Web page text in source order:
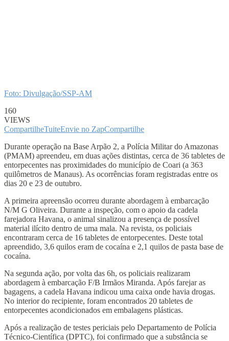
Foto: Divulgação/SSP-AM
160
VIEWS
CompartilheTuiteEnvie no ZapCompartilhe
Durante operação na Base Arpão 2, a Polícia Militar do Amazonas
(PMAM) apreendeu, em duas ações distintas, cerca de 36 tabletes de
entorpecentes nas proximidades do município de Coari (a 363
quilômetros de Manaus). As ocorrências foram registradas entre os
dias 20 e 23 de outubro.
A primeira apreensão ocorreu durante abordagem à embarcação
N/M G Oliveira. Durante a inspeção, com o apoio da cadela
farejadora Havana, o animal sinalizou a presença de possível
material ilícito dentro de uma mala. Na revista, os policiais
encontraram cerca de 16 tabletes de entorpecentes. Deste total
apreendido, 3,6 quilos eram de cocaína e 2,1 quilos de pasta base de
cocaína.
Na segunda ação, por volta das 6h, os policiais realizaram
abordagem à embarcação F/B Irmãos Miranda. Após farejar as
bagagens, a cadela Havana indicou uma caixa onde havia drogas.
No interior do recipiente, foram encontrados 20 tabletes de
entorpecentes acondicionados em embalagens plásticas.
Após a realização de testes periciais pelo Departamento de Polícia
Técnico-Científica (DPTC), foi confirmado que a substância se